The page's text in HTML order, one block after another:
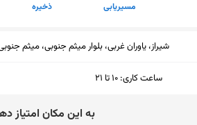
مسیریابی ذخیره
شیراز، یاوران غربی، بلوار میثم جنوبی، میثم جنوبی 10 (شهرک
ساعت کاری: ۱۰ تا ۲۱
ﺑﻪ اﯾﻦ ﻣﮑﺎن اﻣﺘﯿﺎز